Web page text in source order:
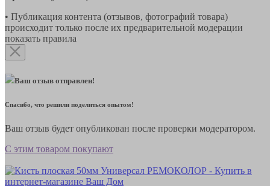
• Публикация контента (отзывов, фотографий товара)
происходит только после их предварительной модерации
показать правила
Ваш отзыв отправлен!
Спасибо, что решили поделиться опытом!
Ваш отзыв будет опубликован после проверки модератором.
С этим товаром покупают